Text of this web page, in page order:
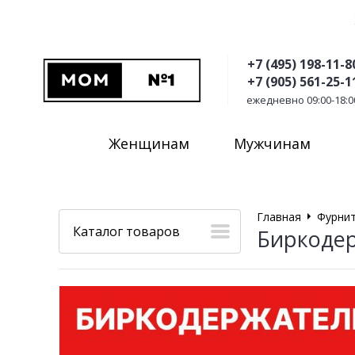
+7 (495) 198-11-
+7 (905) 561-25-
ежедневно 09:00-
Женщинам Мужчинам
Каталог товаров
Главная